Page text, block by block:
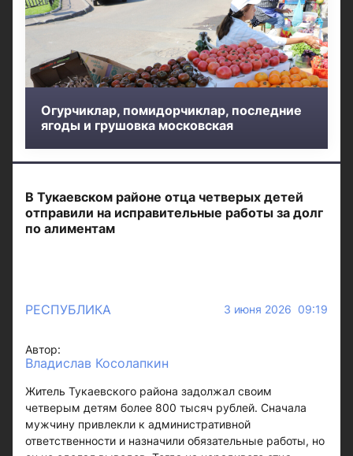
Огурчиклар, помидорчиклар, последние
ягоды и грушовка московская
В Тукаевском районе отца четверых детей
отправили на исправительные работы за долг
по алиментам
РЕСПУБЛИКА 3 июня 2026 09:19
Автор:
Владислав Косолапкин
Житель Тукаевского района задолжал своим
четверым детям более 800 тысяч рублей. Сначала
мужчину привлекли к административной
ответственности и назначили обязательные работы, но